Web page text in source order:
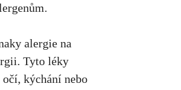
alergie na
Tyto‌ léky​
kýchání‌ nebo